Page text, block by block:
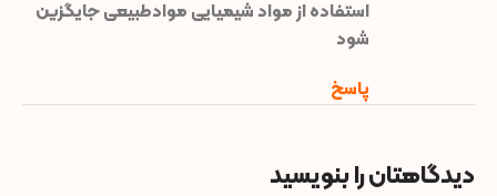
استفاده از مواد شیمیایی موادطبیعی جایگزین
شود
پاسخ
دیدگاهتان را بنویسید